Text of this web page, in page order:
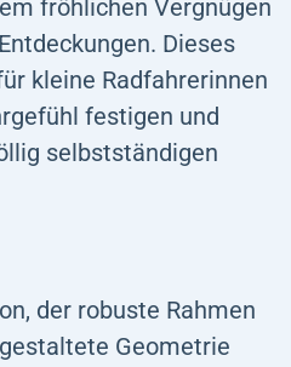
fröhlichen Vergnügen
Dieses
kleine Radfahrerinnen
festigen und
selbstständigen
der robuste Rahmen
Geometrie